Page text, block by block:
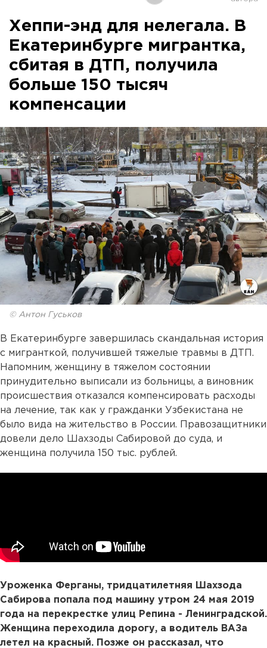
Хеппи-энд для нелегала. В
Екатеринбурге мигрантка,
сбитая в ДТП, получила
больше 150 тысяч
компенсации
© Антон Гуськов
В Екатеринбурге завершилась скандальная история
с мигранткой, получившей тяжелые травмы в ДТП.
Напомним, женщину в тяжелом состоянии
принудительно выписали из больницы, а виновник
происшествия отказался компенсировать расходы
на лечение, так как у гражданки Узбекистана не
было вида на жительство в России. Правозащитники
довели дело Шахзоды Сабировой до суда, и
женщина получила 150 тыс. рублей.
Уроженка Ферганы, тридцатилетняя Шахзода
Сабирова попала под машину утром 24 мая 2019
года на перекрестке улиц Репина - Ленинградской.
Женщина переходила дорогу, а водитель ВАЗа
летел на красный. Позже он рассказал, что